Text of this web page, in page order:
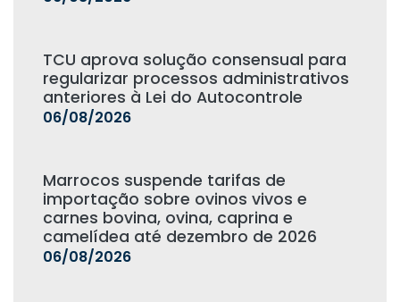
TCU aprova solução consensual para
regularizar processos administrativos
anteriores à Lei do Autocontrole
06/08/2026
Marrocos suspende tarifas de
importação sobre ovinos vivos e
carnes bovina, ovina, caprina e
camelídea até dezembro de 2026
06/08/2026